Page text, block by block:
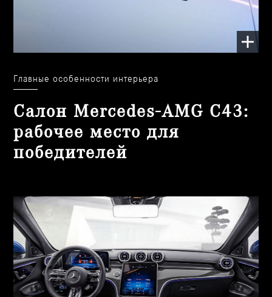
Главные особенности интерьера
Салон Mercedes-AMG C43:
рабочее место для
победителей